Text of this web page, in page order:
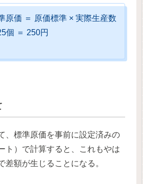
原価 ＝ 原価標準 × 実際生産数
個 ＝ 250円
、標準原価を事前に設定済みの
ト）で計算すると、これもやは
差額が生じることになる。